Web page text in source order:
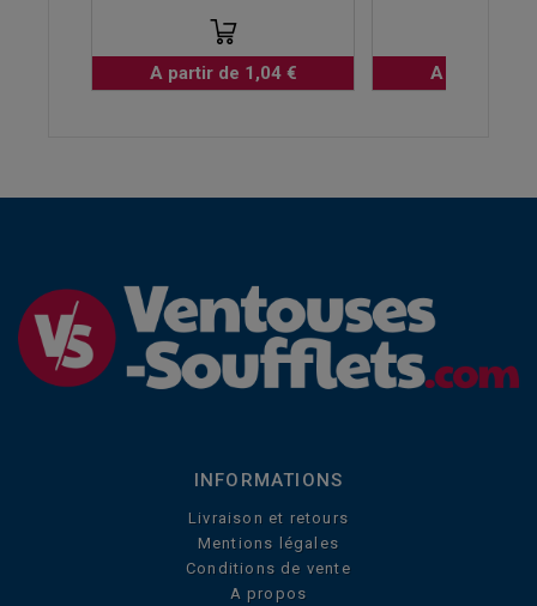
A partir de 1,04 € A partir de
INFORMATIONS
Livraison et retours
Mentions légales
Conditions de vente
A propos